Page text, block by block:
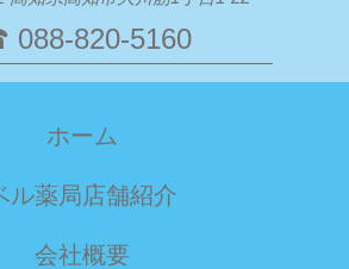
820-5160
ホーム
ル薬局店舗紹介
会社概要